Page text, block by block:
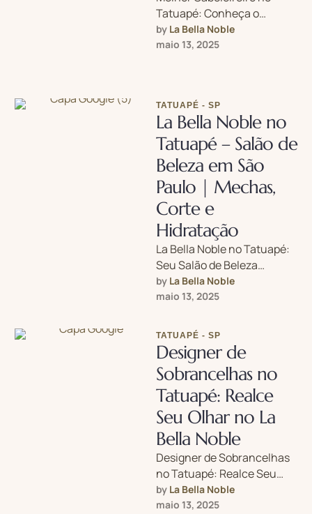
Tatuapé: Conheça o
Talento do La Bella Noble
Quando o assunto é
by La Bella Noble
maio 13, 2025
TATUAPÉ - SP
La Bella Noble no
Tatuapé – Salão de
Beleza em São
Paulo | Mechas,
Corte e
Hidratação
La Bella Noble no Tatuapé:
Seu Salão de Beleza
Completo em São Paulo Se
você está procurando um …
by La Bella Noble
maio 13, 2025
TATUAPÉ - SP
Designer de
Sobrancelhas no
Tatuapé: Realce
Seu Olhar no La
Bella Noble
Designer de Sobrancelhas
no Tatuapé: Realce Seu
Olhar com Precisão no La
Bella Noble Procurando um
by La Bella Noble
maio 13, 2025